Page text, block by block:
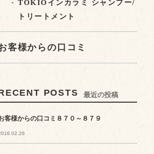
TOKIOインカラミ シャンプー/
トリートメント
客様からの口コミ
POSTS 最近の投稿
客様からの口コミ８７０～８７９